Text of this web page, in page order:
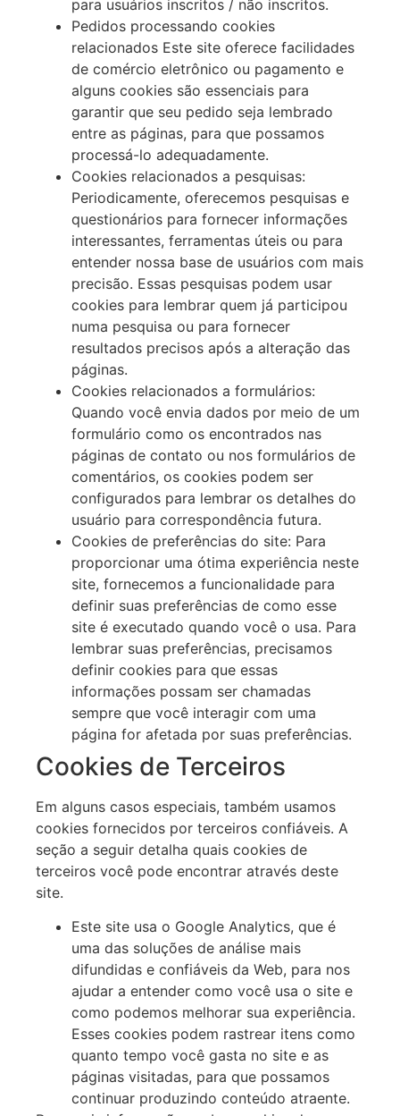
para usuários inscritos / não inscritos.
Pedidos processando cookies
relacionados Este site oferece facilidades
de comércio eletrônico ou pagamento e
alguns cookies são essenciais para
garantir que seu pedido seja lembrado
entre as páginas, para que possamos
processá-lo adequadamente.
Cookies relacionados a pesquisas:
Periodicamente, oferecemos pesquisas e
questionários para fornecer informações
interessantes, ferramentas úteis ou para
entender nossa base de usuários com mais
precisão. Essas pesquisas podem usar
cookies para lembrar quem já participou
numa pesquisa ou para fornecer
resultados precisos após a alteração das
páginas.
Cookies relacionados a formulários:
Quando você envia dados por meio de um
formulário como os encontrados nas
páginas de contato ou nos formulários de
comentários, os cookies podem ser
configurados para lembrar os detalhes do
usuário para correspondência futura.
Cookies de preferências do site: Para
proporcionar uma ótima experiência neste
site, fornecemos a funcionalidade para
definir suas preferências de como esse
site é executado quando você o usa. Para
lembrar suas preferências, precisamos
definir cookies para que essas
informações possam ser chamadas
sempre que você interagir com uma
página for afetada por suas preferências.
Cookies de Terceiros
Em alguns casos especiais, também usamos
cookies fornecidos por terceiros confiáveis. A
seção a seguir detalha quais cookies de
terceiros você pode encontrar através deste
site.
Este site usa o Google Analytics, que é
uma das soluções de análise mais
difundidas e confiáveis da Web, para nos
ajudar a entender como você usa o site e
como podemos melhorar sua experiência.
Esses cookies podem rastrear itens como
quanto tempo você gasta no site e as
páginas visitadas, para que possamos
continuar produzindo conteúdo atraente.